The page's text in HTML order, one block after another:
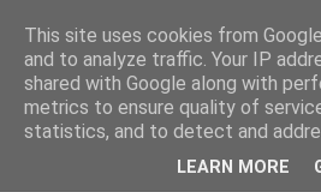
sweet potatoes
This site uses cookies from
and to analyze traffic. Your IP
shared with Google along with
metrics to ensure quality of
statistics, and to detect and
LEARN MORE